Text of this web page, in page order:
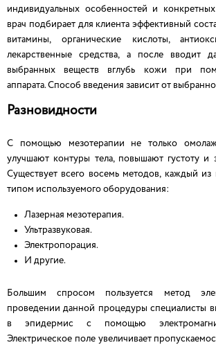
индивидуальных особенностей и
врач подбирает для клиента эффективный
витамины, органические кислоты,
лекарственные средства, а после вводит
выбранных веществ вглубь кожи при
аппарата. Способ введения зависит от
Разновидности
С помощью мезотерапии не только
улучшают контуры тела, повышают густоту и
Существует всего восемь методов, каждый из
типом используемого оборудования:
Лазерная мезотерапия.
Ультразвуковая.
Электропорация.
И другие.
Большим спросом пользуется метод
проведении данной процедуры специалисты
в эпидермис с помощью
Электрическое поле увеличивает